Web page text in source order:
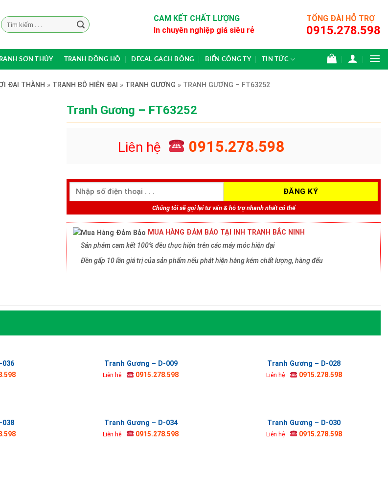
Search
for:
CAM KẾT CHẤT LƯỢNG
In chuyên nghiệp giá siêu rẻ
TỔNG ĐÀI HỖ TRỢ
0915.278.598
SƠN THỦY TRANH ĐỒNG HỒ DECAL GẠCH BÔNG BIỂN CÔNG TY TIN TỨC
ĐẠI THÀNH » TRANH BỘ HIỆN ĐẠI » TRANH GƯƠNG » TRANH GƯƠNG – FT63252
Tranh Gương – FT63252
Liên hệ 0915.278.598
Chúng tôi sẽ gọi lại tư vấn & hỗ trợ nhanh nhất có thể
MUA HÀNG ĐẢM BẢO TẠI INH TRANH BẮC NINH
Sản phảm cam kết 100% đều thực hiện trên các máy móc hiện đại
Đền gấp 10 lần giá trị của sản phẩm nếu phát hiện hàng kém chất lượng, hàng đểu
036 Tranh Gương – D-009
Liên hệ 0915.278.598
Tranh Gương – D-028
Liên hệ 0915.278.598
038 Tranh Gương – D-034
Liên hệ 0915.278.598
Tranh Gương – D-030
Liên hệ 0915.278.598